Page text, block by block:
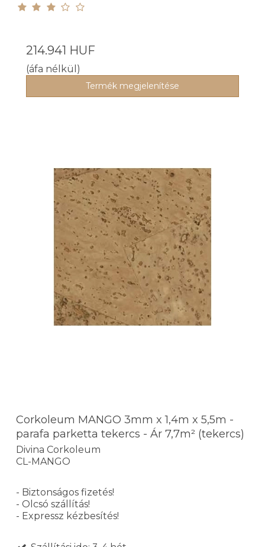
214.941 HUF
(áfa nélkül)
Termék megjelenítése
Corkoleum MANGO 3mm x 1,4m x 5,5m -
parafa parketta tekercs - Ár 7,7m² (tekercs)
Divina Corkoleum
CL-MANGO
- Biztonságos fizetés!
- Olcsó szállítás!
- Expressz kézbesítés!